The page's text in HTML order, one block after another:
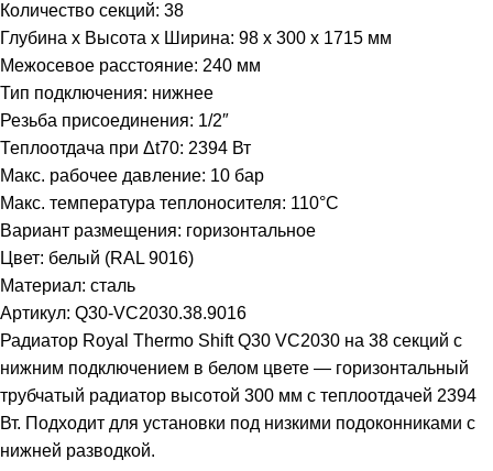
Количество секций: 38
Глубина x Высота x Ширина: 98 x 300 x 1715 мм
Межосевое расстояние: 240 мм
Тип подключения: нижнее
Резьба присоединения: 1/2″
Теплоотдача при Δt70: 2394 Вт
Макс. рабочее давление: 10 бар
Макс. температура теплоносителя: 110°C
Вариант размещения: горизонтальное
Цвет: белый (RAL 9016)
Материал: сталь
Артикул: Q30-VC2030.38.9016
Радиатор Royal Thermo Shift Q30 VC2030 на 38 секций с
нижним подключением в белом цвете — горизонтальный
трубчатый радиатор высотой 300 мм с теплоотдачей 2394
Вт. Подходит для установки под низкими подоконниками с
нижней разводкой.